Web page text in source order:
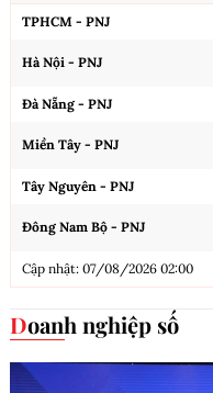
TPHCM - PNJ
Hà Nội - PNJ
Đà Nẵng - PNJ
Miền Tây - PNJ
Tây Nguyên - PNJ
Đông Nam Bộ - PNJ
Cập nhật: 07/08/2026 02:00
Doanh nghiệp số